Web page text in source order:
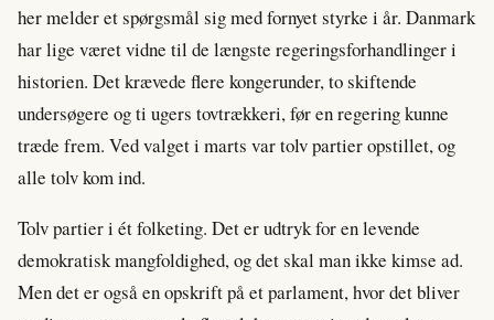
her melder et spørgsmål sig med fornyet styrke i år. Danmark
har lige været vidne til de længste regeringsforhandlinger i
historien. Det krævede flere kongerunder, to skiftende
undersøgere og ti ugers tovtrækkeri, før en regering kunne
træde frem. Ved valget i marts var tolv partier opstillet, og
alle tolv kom ind.
Tolv partier i ét folketing. Det er udtryk for en levende
demokratisk mangfoldighed, og det skal man ikke kimse ad.
Men det er også en opskrift på et parlament, hvor det bliver